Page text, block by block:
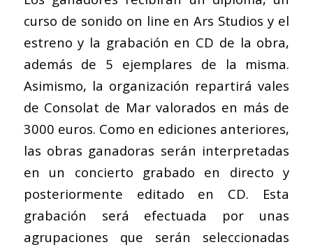
curso de sonido on line en Ars Studios y el
estreno y la grabación en CD de la obra,
además de 5 ejemplares de la misma.
Asimismo, la organización repartirá vales
de Consolat de Mar valorados en más de
3000 euros. Como en ediciones anteriores,
las obras ganadoras serán interpretadas
en un concierto grabado en directo y
posteriormente editado en CD. Esta
grabación será efectuada por unas
agrupaciones que serán seleccionadas